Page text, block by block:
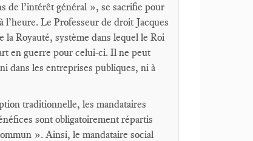
de l’intérêt général », se sacrifie pour
Le Professeur de droit Jacques
Royauté, système dans lequel le Roi
en guerre pour celui-ci. Il ne peut
dans les entreprises publiques, ni à
traditionnelle, les mandataires
sont obligatoirement répartis
». Ainsi, le mandataire social